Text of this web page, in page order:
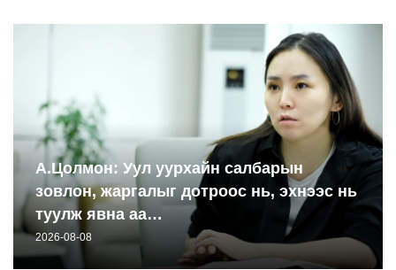
А.Цолмон: Уул уурхайн салбарын
зовлон, жаргалыг дотроос нь, эхнээс нь
туулж явна аа…
2026-08-08